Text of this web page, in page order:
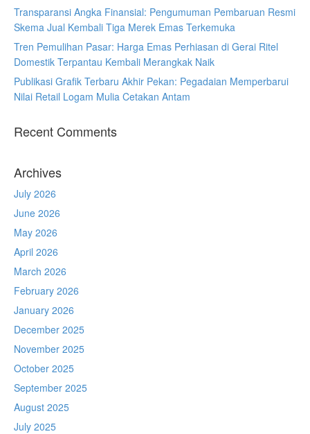
Transparansi Angka Finansial: Pengumuman Pembaruan Resmi
Skema Jual Kembali Tiga Merek Emas Terkemuka
Tren Pemulihan Pasar: Harga Emas Perhiasan di Gerai Ritel
Domestik Terpantau Kembali Merangkak Naik
Publikasi Grafik Terbaru Akhir Pekan: Pegadaian Memperbarui
Nilai Retail Logam Mulia Cetakan Antam
Recent Comments
Archives
July 2026
June 2026
May 2026
April 2026
March 2026
February 2026
January 2026
December 2025
November 2025
October 2025
September 2025
August 2025
July 2025